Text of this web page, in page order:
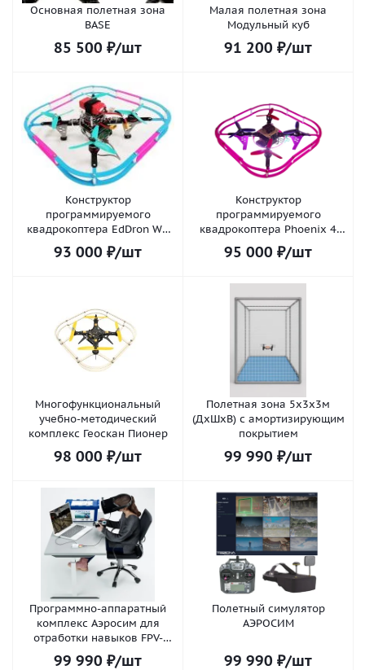
Основная полетная зона
BASE
85 500 ₽/шт
Малая полетная зона
Модульный куб
91 200 ₽/шт
Конструктор
программируемого
квадрокоптера EdDron WS
light (без пайки)
93 000 ₽/шт
Конструктор
программируемого
квадрокоптера Phoenix 4
Standart комплектация с
пайкой
95 000 ₽/шт
Многофункциональный
учебно-методический
комплекс Геоскан Пионер
98 000 ₽/шт
Полетная зона 5х3х3м
(ДхШхВ) с амортизирующим
покрытием
99 990 ₽/шт
Программно-аппаратный
комплекс Аэросим для
отработки навыков FPV-
пилотирования
99 990 ₽/шт
Полетный симулятор
АЭРОСИМ
99 990 ₽/шт